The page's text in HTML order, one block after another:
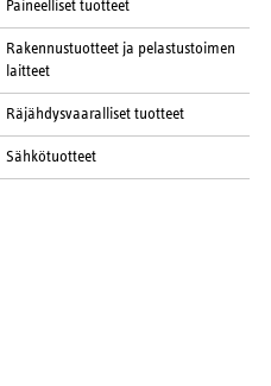
Paineelliset tuotteet
Rakennustuotteet ja pelastustoimen
laitteet
Räjähdysvaaralliset tuotteet
Sähkötuotteet